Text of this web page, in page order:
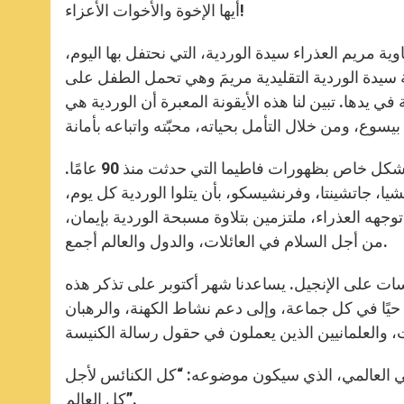
p
p
g
e
o
k
r أيها الإخوة والأخوات الأعزاء!
مريم العذراء سيدة الوردية، التي نحتفل بها اليوم،
الوردية التقليدية مريمَ وهي تحمل الطفل على
في يدها. تبين لنا هذه الأيقونة المعبرة أن الوردية هي
إنها أيضًا الوديعة التي تركتها العذراء في عدة ظهورات. أفكر بشكل خاص بظهورات فاطيما التي حدثت منذ 90 عامًا.
جاتشينتا، وفرنشيسكو، بأن يتلوا الوردية كل يوم،
العذراء، ملتزمين بتلاوة مسبحة الوردية بإيمان،
من أجل السلام في العائلات، والدول والعالم أجمع.
على الإنجيل. يساعدنا شهر أكتوبر على تذكر هذه
في كل جماعة، وإلى دعم نشاط الكهنة، والرهبان
المقبل، باليوم الإرسالي العالمي، الذي سيكون موضوعه: “كل الكنائس لأجل
كل العالم”.